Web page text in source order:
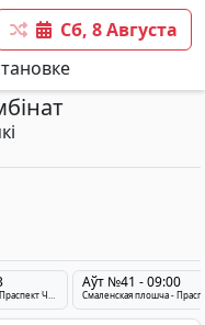
Сб, 8 Августа
Аўт №41 - 09:00